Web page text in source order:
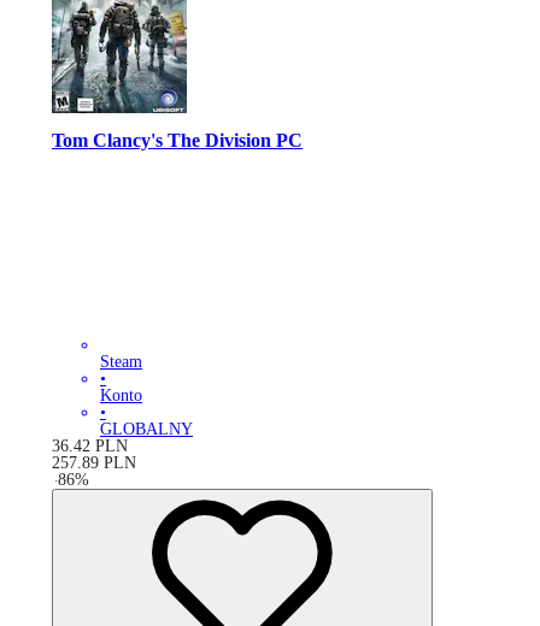
Tom Clancy's The Division PC
Steam
•
Konto
•
GLOBALNY
36.42 PLN
257.89 PLN
-86%